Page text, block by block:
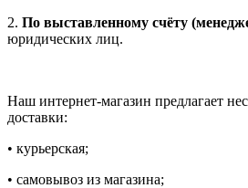
2. По выставленному счёту
юридических лиц.
Наш интернет-магазин предлагает
доставки:
• курьерская;
• самовывоз из магазина;